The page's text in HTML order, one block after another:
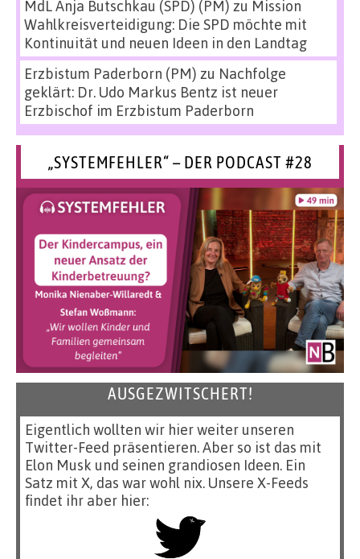
MdL Anja Butschkau (SPD) (PM) zu Mission
Wahlkreisverteidigung: Die SPD möchte mit
Kontinuität und neuen Ideen in den Landtag
Erzbistum Paderborn (PM) zu Nachfolge
geklärt: Dr. Udo Markus Bentz ist neuer
Erzbischof im Erzbistum Paderborn
„SYSTEMFEHLER“ – DER PODCAST #28
AUSGEZWITSCHERT!
Eigentlich wollten wir hier weiter unseren
Twitter-Feed präsentieren. Aber so ist das mit
Elon Musk und seinen grandiosen Ideen. Ein
Satz mit X, das war wohl nix. Unsere X-Feeds
findet ihr aber hier: